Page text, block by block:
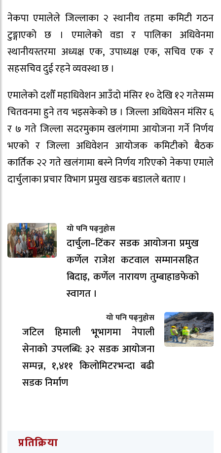
नेकपा एमालेले जिल्लाका २ स्थानीय तहमा कमिटी गठन
टुङ्गाएको छ । एमालेको वडा र पालिका अधिवेनमा
स्थानीयस्तरमा अध्यक्ष एक, उपाध्यक्ष एक, सचिव एक र
सहसचिव दुई रहने व्यवस्था छ ।
एमालेको दशौँ महाधिवेशन आउँदो मंसिर १० देखि १२ गतेसम्म
चितवनमा हुने तय भइसकेको छ । जिल्ला अधिवेसन मंसिर ६
र ७ गते जिल्ला सदरमुकाम खलंगामा आयोजना गर्ने निर्णय
भएको र जिल्ला अधिवेशन आयोजक कमिटीको बैठक
कार्तिक २२ गते खलंगामा बस्ने निर्णय गरिएको नेकपा एमाले
दार्चुलाका प्रचार विभाग प्रमुख खडक बडालले बताए ।
यो पनि पढ्नुहोस
दार्चुला–टिंकर सडक आयोजना प्रमुख
कर्णेल राजेश कटवाल सम्मानसहित
बिदाइ, कर्णेल नारायण तुम्बाहाङफेको
स्वागत ।
यो पनि पढ्नुहोस
जटिल हिमाली भूभागमा नेपाली
सेनाको उपलब्धि: ३२ सडक आयोजना
सम्पन्न, १,४११ किलोमिटरभन्दा बढी
सडक निर्माण
प्रतिक्रिया